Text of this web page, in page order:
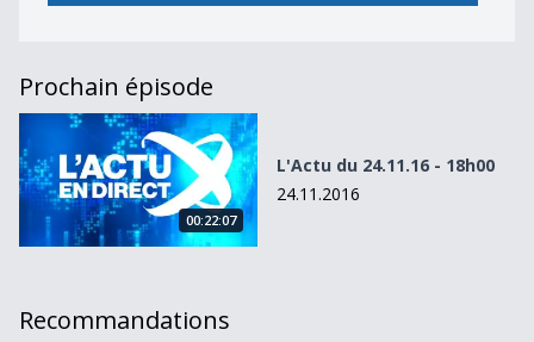
Prochain épisode
L&#039;Actu du 24.11.16 - 18h00
00:22:07
L'Actu du 24.11.16 - 18h00
24.11.2016
Recommandations